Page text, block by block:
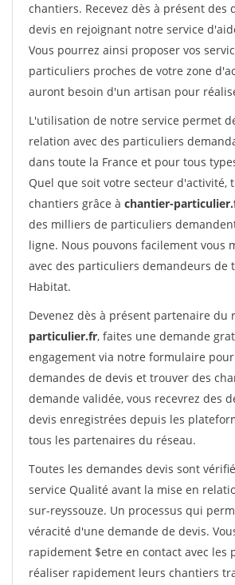
chantiers. Recevez dès à présent des
devis en rejoignant notre service
Vous pourrez ainsi proposer vos
particuliers proches de votre zone
auront besoin d'un artisan pour
L'utilisation de notre service permet
relation avec des particuliers
dans toute la France et pour tous
Quel que soit votre secteur d'activité,
chantiers grâce à chantier-
des milliers de particuliers
ligne. Nous pouvons facilement vous
avec des particuliers demandeurs de
Habitat.
Devenez dès à présent partenaire du
particulier.fr, faites une demande
engagement via notre formulaire
demandes de devis et trouver des
demande validée, vous recevrez des
devis enregistrées depuis les
tous les partenaires du réseau.
Toutes les demandes devis sont
service Qualité avant la mise en
sur-reyssouze. Un processus qui
véracité d'une demande de devis.
rapidement $etre en contact avec les
réaliser rapidement leurs chantiers